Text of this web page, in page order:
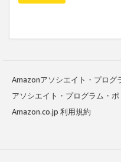
Amazonアソシエイト・プログ
アソシエイト・プログラム・ポ
Amazon.co.jp 利用規約